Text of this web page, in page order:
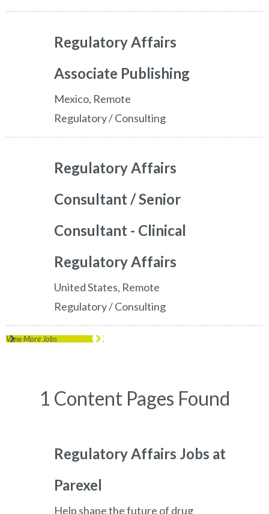
Regulatory Affairs
Associate Publishing
Mexico, Remote
Regulatory / Consulting
Regulatory Affairs
Consultant / Senior
Consultant - Clinical
Regulatory Affairs
United States, Remote
Regulatory / Consulting
View More Jobs
1 Content Pages Found
Regulatory Affairs Jobs at
Parexel
Help shape the future of drug